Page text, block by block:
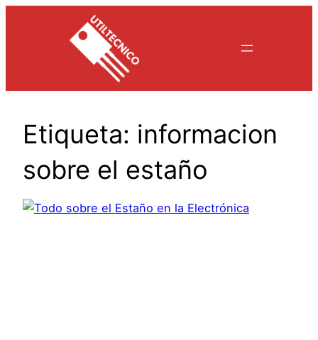
Etiqueta: informacion
sobre el estaño